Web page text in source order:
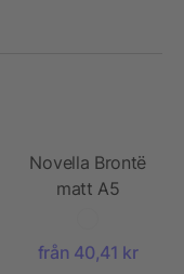
Novella Brontë
matt A5
med hårt
omslag, 100 ark
från 40,41 kr